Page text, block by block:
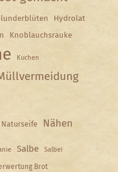
Hydrolat
Knoblauchsrauke
Kuchen
Naturseife Nähen
Salbe Salbei
Brot